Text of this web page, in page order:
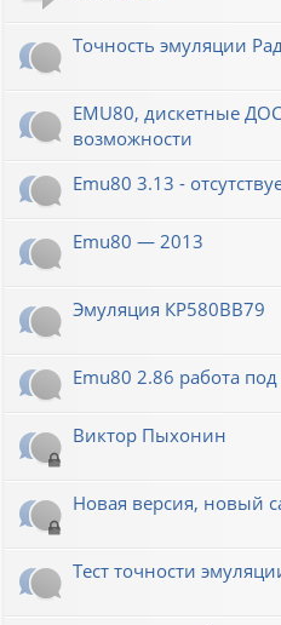
Точность эмуляции
EMU80, дискетные
возможности
Emu80 3.13 -
Emu80 — 2013
Эмуляция КР580ВВ79
Emu80 2.86 работа под
Виктор Пыхонин
Новая версия, новый
Тест точности